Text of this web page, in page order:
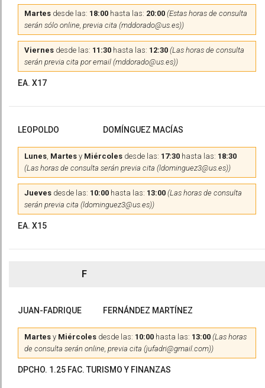
Martes desde las: 18:00 hasta las: 20:00 (Estas horas de consulta
serán sólo online, previa cita (mddorado@us.es))
Viernes desde las: 11:30 hasta las: 12:30 (Las horas de consulta
serán previa cita por email (mddorado@us.es))
EA. X17
LEOPOLDO DOMÍNGUEZ MACÍAS
Lunes, Martes y Miércoles desde las: 17:30 hasta las: 18:30
(Las horas de consulta serán previa cita (ldominguez3@us.es))
Jueves desde las: 10:00 hasta las: 13:00 (Las horas de consulta
serán previa cita (ldominguez3@us.es))
EA. X15
F
JUAN-FADRIQUE FERNÁNDEZ MARTÍNEZ
Martes y Miércoles desde las: 10:00 hasta las: 13:00 (Las horas
de consulta serán online, previa cita (jufadri@gmail.com))
DPCHO. 1.25 FAC. TURISMO Y FINANZAS